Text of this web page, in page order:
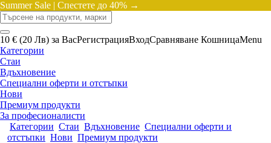
Summer Sale | Спестете до 40% →
10 € (20 Лв) за ВасРегистрацияВходСравняване КошницаMenu
Категории
Стаи
Вдъхновение
Специални оферти и отстъпки
Нови
Премиум продукти
За професионалисти
Категории Стаи Вдъхновение Специални оферти и
отстъпки Нови Премиум продукти